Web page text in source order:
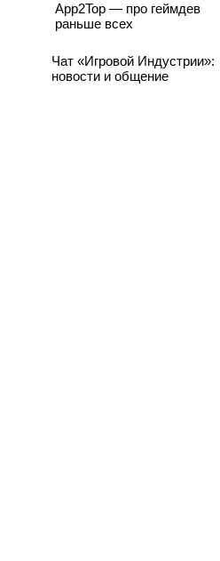
App2Top — про геймдев
раньше всех
Чат «Игровой Индустрии»:
новости и общение